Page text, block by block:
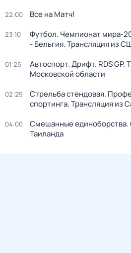
22:00 Все на Матч!
23:10
Футбол. Чемпионат мира-
- Бельгия. Трансляция из
01:25
Автоспорт. Дрифт. RDS GP.
Московской области
02:25
Стрельба стендовая.
спортинга. Трансляция из
04:00
Смешанные единоборства.
Таиланда